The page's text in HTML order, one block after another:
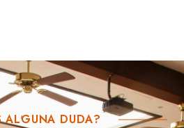
ALGUNA DUDA?